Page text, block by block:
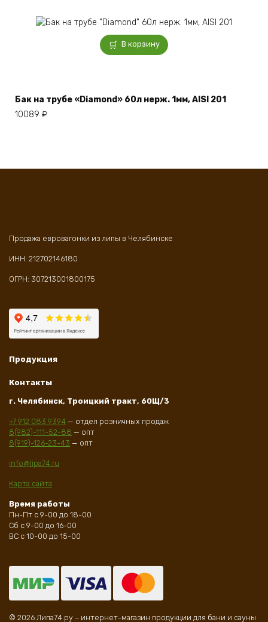
В корзину
Бак на трубе «Diamond» 60л нерж. 1мм, AISI 201
10089 ₽
Продажа евровагонки из липы в Челябинске
ИНН: 212702146180
ОГРН: 307213001800175
Продукция
Контакты
г. Челябинск, Троицкий тракт, 60Щ/3
+7 912 083 9394 — отдел розничных продаж
8(982)-111-52-88 — опт
8(919)-126-23-43 — опт
info@lipa74.ru
Карта сайта
Время работы
Пн-Пт с 9-00 до 18-00
Сб с 9-00 до 16-00
ВС с 10-00 до 15-00
© 2026 Липа74.ру – интернет-магазин продукции для бани и сауны